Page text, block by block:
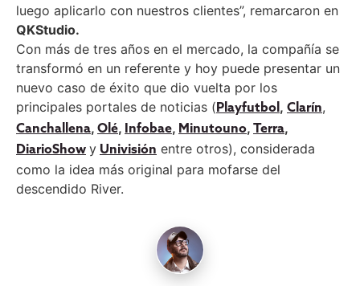
luego aplicarlo con nuestros clientes”, remarcaron en
QKStudio.
Con más de tres años en el mercado, la compañía se
transformó en un referente y hoy puede presentar un
nuevo caso de éxito que dio vuelta por los
principales portales de noticias ( Playfutbol , Clarín,
Canchallena, Olé, Infobae, Minutouno, Terra,
DiarioShow y Univisión entre otros), considerada
como la idea más original para mofarse del
descendido River.